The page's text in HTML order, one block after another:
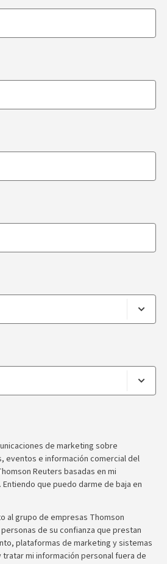
de marketing sobre
eventos e información comercial del
Reuters basadas en mi
que puedo darme de baja en
al grupo de empresas Thomson
de su confianza que prestan
plataformas de marketing y sistemas
tratar mi información personal fuera de